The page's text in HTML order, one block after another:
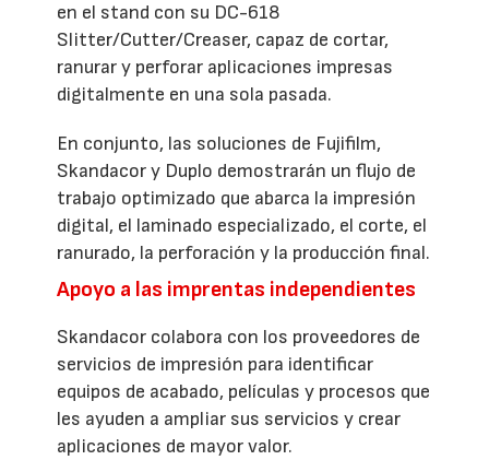
en el stand con su DC-618
Slitter/Cutter/Creaser, capaz de cortar,
ranurar y perforar aplicaciones impresas
digitalmente en una sola pasada.
En conjunto, las soluciones de Fujifilm,
Skandacor y Duplo demostrarán un flujo de
trabajo optimizado que abarca la impresión
digital, el laminado especializado, el corte, el
ranurado, la perforación y la producción final.
Apoyo a las imprentas independientes
Skandacor colabora con los proveedores de
servicios de impresión para identificar
equipos de acabado, películas y procesos que
les ayuden a ampliar sus servicios y crear
aplicaciones de mayor valor.